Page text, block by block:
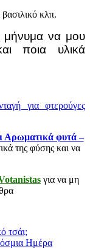
κλπ.
μήνυμα να μου
ποια υλικά
για φτερούγες
Αρωματικά φυτά –
της φύσης και να
για να μη
τσάι;
Ημέρα